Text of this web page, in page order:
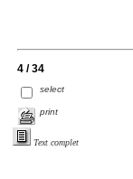
4 / 34
select
print
Text complet